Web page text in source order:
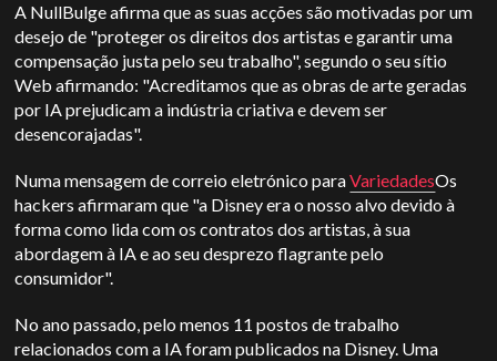
A NullBulge afirma que as suas acções são motivadas por um
desejo de "proteger os direitos dos artistas e garantir uma
compensação justa pelo seu trabalho", segundo o seu sítio
Webafirmando: "Acreditamos que as obras de arte geradas
por IA prejudicam a indústria criativa e devem ser
desencorajadas".
Numa mensagem de correio eletrónico paraVariedadesOs
hackers afirmaram que "a Disney era o nosso alvo devido à
forma como lida com os contratos dos artistas, à sua
abordagem à IA e ao seu desprezo flagrante pelo
consumidor".
No ano passado, pelo menos 11 postos de trabalho
relacionados com a IA foram publicados na Disney. Uma